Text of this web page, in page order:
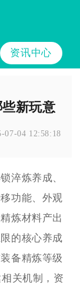
资讯中心
新玩意
07-04 12:58:18
淬炼养成、
功能、外观
炼材料产出
的核心养成
备精炼等级
关机制，资